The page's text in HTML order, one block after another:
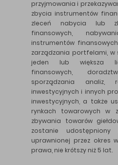
przyjmowania i
zbycia instrumentów
zleceń nabycia lub
finansowych,
instrumentów
zarządzania portfelami, w
jeden lub większa
finansowych,
sporządzania analiz,
inwestycyjnych i innych
inwestycyjnych, a także
rynkach towarowych w
zbywania towarów
zostanie
uprawnionej przez okres
prawa, nie krótszy niż 5 lat.